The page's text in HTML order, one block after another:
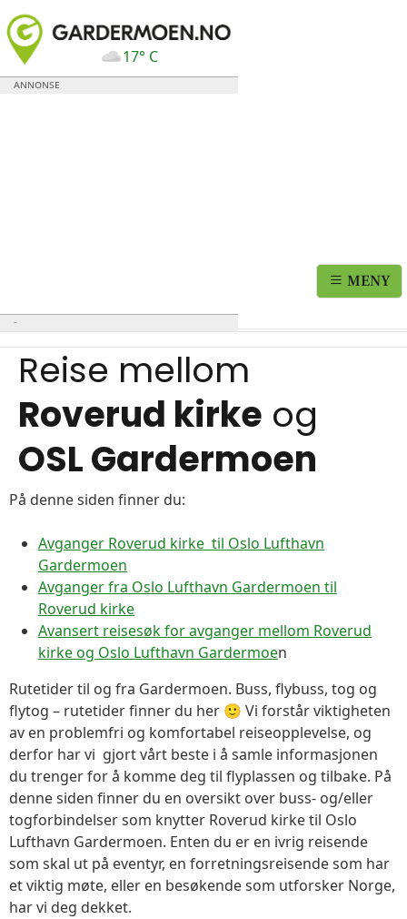
17° C
MENY
Reise mellom
Roverud kirke og
OSL Gardermoen
På denne siden finner du:
Avganger Roverud kirke til Oslo Lufthavn
Gardermoen
Avganger fra Oslo Lufthavn Gardermoen til
Roverud kirke
Avansert reisesøk for avganger mellom Roverud
kirke og Oslo Lufthavn Gardermoen
Rutetider til og fra Gardermoen. Buss, flybuss, tog og
flytog – rutetider finner du her 🙂 Vi forstår viktigheten
av en problemfri og komfortabel reiseopplevelse, og
derfor har vi gjort vårt beste i å samle informasjonen
du trenger for å komme deg til flyplassen og tilbake. På
denne siden finner du en oversikt over buss- og/eller
togforbindelser som knytter Roverud kirke til Oslo
Lufthavn Gardermoen. Enten du er en ivrig reisende
som skal ut på eventyr, en forretningsreisende som har
et viktig møte, eller en besøkende som utforsker Norge,
har vi deg dekket.